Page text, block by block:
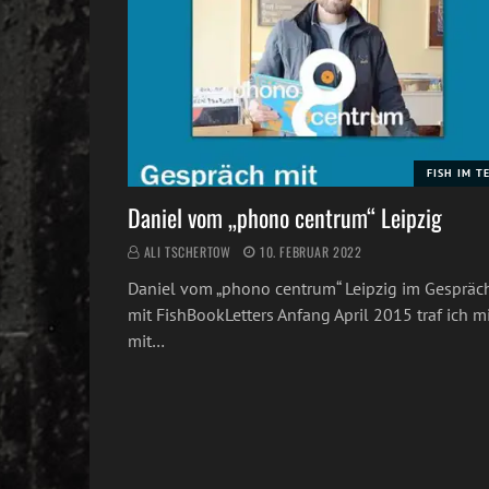
FISH IM
Daniel vom „phono centrum“ Leipzig
ALI TSCHERTOW 10. FEBRUAR 2022
Daniel vom „phono centrum“ Leipzig im
mit FishBookLetters Anfang April 2015 traf ich
mit…